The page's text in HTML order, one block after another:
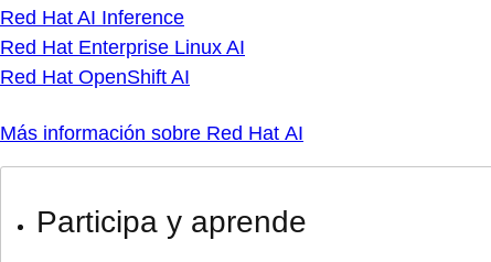
Red Hat AI Inference
Red Hat Enterprise Linux AI
Red Hat OpenShift AI
Más información sobre Red Hat AI
Participa y aprende